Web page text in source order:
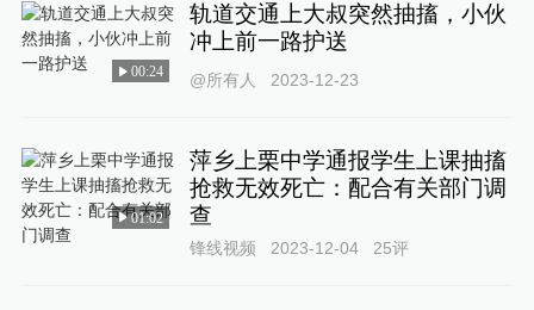
00:24
轨道交通上大叔突然抽搐，小伙
冲上前一路护送
@所有人 2023-12-23
01:02
萍乡上栗中学通报学生上课抽搐
抢救无效死亡：配合有关部门调
查
锋线视频 2023-12-04 25评